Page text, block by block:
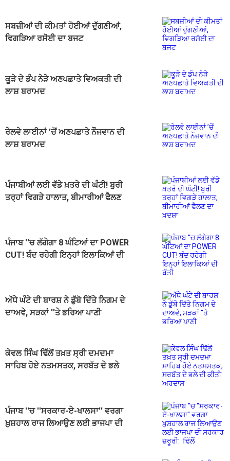
ਸਬਜ਼ੀਆਂ ਦੀ ਕੀਮਤਾਂ ਹੋਈਆਂ ਦੁੱਗਣੀਆਂ,
ਵਿਗੜਿਆ ਰਸੋਈ ਦਾ ਬਜਟ
ਕੂੜੇ ਦੇ ਡੰਪ ਨੇੜੇ ਅਣਪਛਾਤੇ ਵਿਅਕਤੀ ਦੀ
ਲਾਸ਼ ਬਰਾਮਦ
ਰੇਲਵੇ ਲਾਈਨਾਂ ’ਚੋਂ ਅਣਪਛਾਤੇ ਨੌਜਵਾਨ ਦੀ
ਲਾਸ਼ ਬਰਾਮਦ
ਪੰਜਾਬੀਆਂ ਲਈ ਵੱਡੇ ਖ਼ਤਰੇ ਦੀ ਘੰਟੀ! ਬੁਰੀ
ਤਰ੍ਹਾਂ ਵਿਗੜੇ ਹਾਲਾਤ, ਬੀਮਾਰੀਆਂ ਫੈਲਣ
ਪੰਜਾਬ ''ਚ ਲੱਗੇਗਾ 8 ਘੰਟਿਆਂ ਦਾ POWER
CUT! ਬੰਦ ਰਹੇਗੀ ਇਨ੍ਹਾਂ ਇਲਾਕਿਆਂ ਦੀ
ਅੱਧੇ ਘੰਟੇ ਦੀ ਬਾਰਸ਼ ਨੇ ਡੁੱਬੋ ਦਿੱਤੇ ਨਿਗਮ ਦੇ
ਦਾਅਵੇ, ਸੜਕਾਂ ''ਤੇ ਭਰਿਆ ਪਾਣੀ
ਕੇਵਲ ਸਿੰਘ ਢਿੱਲੋਂ ਤਖ਼ਤ ਸ੍ਰੀ ਦਮਦਮਾ
ਸਾਹਿਬ ਹੋਏ ਨਤਮਸਤਕ, ਸਰਬੱਤ ਦੇ ਭਲੇ
ਪੰਜਾਬ ''ਚ ''ਸਰਕਾਰ-ਏ-ਖਾਲਸਾ'' ਵਰਗਾ
ਖ਼ੁਸ਼ਹਾਲ ਰਾਜ ਲਿਆਉਣ ਲਈ ਭਾਜਪਾ ਦੀ